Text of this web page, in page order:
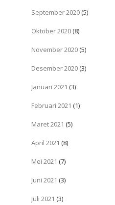
September 2020 (5)
Oktober 2020 (8)
November 2020 (5)
Desember 2020 (3)
Januari 2021 (3)
Februari 2021 (1)
Maret 2021 (5)
April 2021 (8)
Mei 2021 (7)
Juni 2021 (3)
Juli 2021 (3)